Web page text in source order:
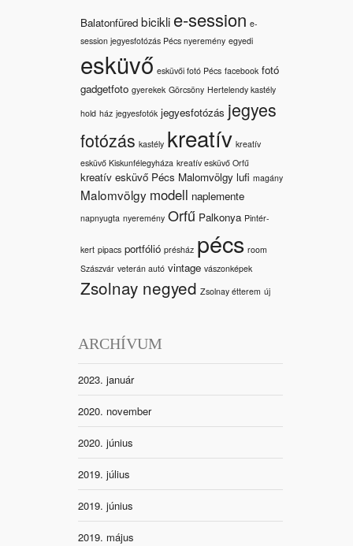
Balatonfüred bicikli e-session e-
session jegyesfotózás Pécs nyeremény egyedi
esküvő esküvői fotó Pécs facebook fotó
gadgetfoto gyerekek Görcsöny Hertelendy kastély
hold ház jegyesfotók jegyesfotózás jegyes
fotózás kastély kreatív kreatív
esküvő Kiskunfélegyháza kreatív esküvő Orfű
kreatív esküvő Pécs Malomvölgy lufi magány
Malomvölgy modell naplemente
napnyugta nyeremény Orfű Palkonya Pintér-
kert pipacs portfólió présház pécs room
Szászvár veterán autó vintage vászonképek
Zsolnay negyed Zsolnay étterem új
ARCHÍVUM
2023. január
2020. november
2020. június
2019. július
2019. június
2019. május